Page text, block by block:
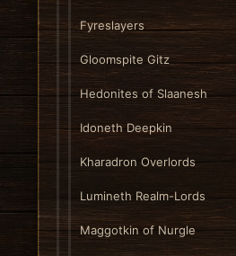
Fyreslayers
Gloomspite Gitz
Hedonites of Slaanesh
Idoneth Deepkin
Kharadron Overlords
Lumineth Realm-Lords
Maggotkin of Nurgle